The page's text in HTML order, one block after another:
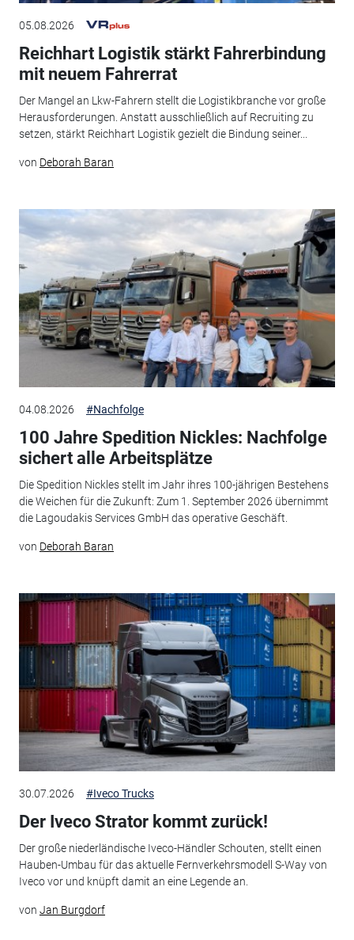
05.08.2026
Reichhart Logistik stärkt Fahrerbindung
mit neuem Fahrerrat
Der Mangel an Lkw-Fahrern stellt die Logistikbranche vor große
Herausforderungen. Anstatt ausschließlich auf Recruiting zu
setzen, stärkt Reichhart Logistik gezielt die Bindung seiner...
von Deborah Baran
04.08.2026 #Nachfolge
100 Jahre Spedition Nickles: Nachfolge
sichert alle Arbeitsplätze
Die Spedition Nickles stellt im Jahr ihres 100-jährigen Bestehens
die Weichen für die Zukunft: Zum 1. September 2026 übernimmt
die Lagoudakis Services GmbH das operative Geschäft.
von Deborah Baran
30.07.2026 #Iveco Trucks
Der Iveco Strator kommt zurück!
Der große niederländische Iveco-Händler Schouten, stellt einen
Hauben-Umbau für das aktuelle Fernverkehrsmodell S-Way von
Iveco vor und knüpft damit an eine Legende an.
von Jan Burgdorf